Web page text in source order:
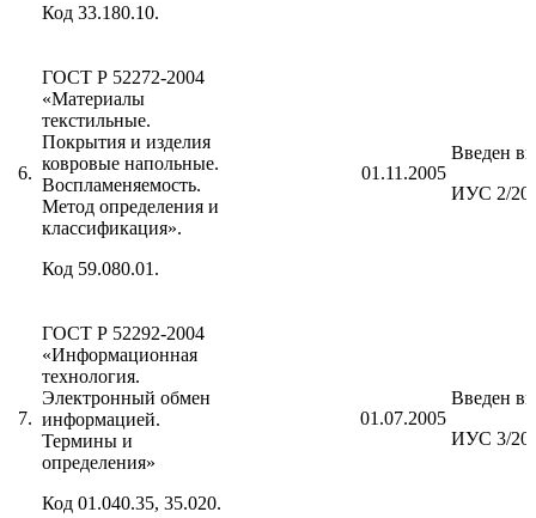
Код 33.180.10.
6.
ГОСТ Р 52272-2004
«Материалы
текстильные.
Покрытия и изделия
ковровые напольные.
Воспламеняемость.
Метод определения и
классификация».
Код 59.080.01.
01.11.2005
Введен
ИУС 2/
7.
ГОСТ Р 52292-2004
«Информационная
технология.
Электронный обмен
информацией.
Термины и
определения»
Код 01.040.35, 35.020.
01.07.2005
Введен
ИУС 3/